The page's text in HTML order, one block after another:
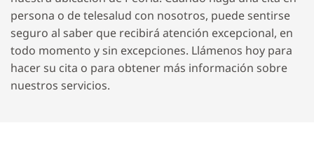
persona o de telesalud con nosotros, puede sentirse
seguro al saber que recibirá atención excepcional, en
todo momento y sin excepciones. Llámenos hoy para
hacer su cita o para obtener más información sobre
nuestros servicios.